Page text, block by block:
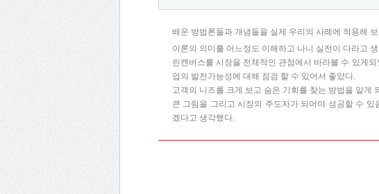
배운 방법론들과 개념들을 실제 우리의 사례에 적용해
이론의 의미를 어느정도 이해하고 나니 실전이 다라고
린캔버스를 시장을 전체적인 관점에서 바라볼 수 있게
업의 발전가능성에 대해 점검 할 수 있어서 좋았다.
고객의 니즈를 크게 보고 숨은 기회를 찾는 방법을 알게
큰 그림을 그리고 시장의 주도자가 되어야 성공할 수
겠다고 생각했다.